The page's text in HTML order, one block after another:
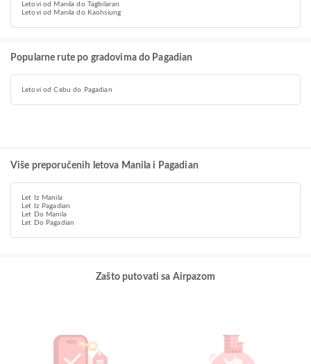
Letovi od Manila do Tagbilaran
Letovi od Manila do Kaohsiung
Popularne rute po gradovima do Pagadian
Letovi od Cebu do Pagadian
Više preporučenih letova Manila i Pagadian
Let Iz Manila
Let Iz Pagadian
Let Do Manila
Let Do Pagadian
Zašto putovati sa Airpazom